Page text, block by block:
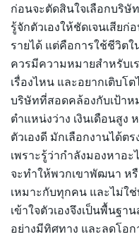
ก่อนจะตัดสินใจเลือกบริษั
รู้จักตัวเองให้ชัดเจนเสีย
รายได้ แต่คือการใช้ชีวิต
ควรมีความหมายสำหรับเ
เรื่องไหน และอยากเติบโ
บริษัทที่สอดคล้องกับเป้าห
ตำแหน่งว่าง เงินเดือนสู
ตัวเองดี มักเลือกงานได้ต
เพราะรู้ว่ากำลังมองหาอ
จะทำให้พวกเขาพัฒนา
เหมาะกับทุกคน และไม่ใ
เข้าใจตัวเองจึงเป็นพื้นฐ
อย่างมีทิศทาง และลดโอ